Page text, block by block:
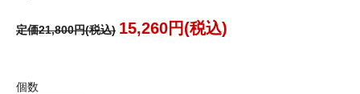
定価21,800円(税込) 15,260円(税込)
個数